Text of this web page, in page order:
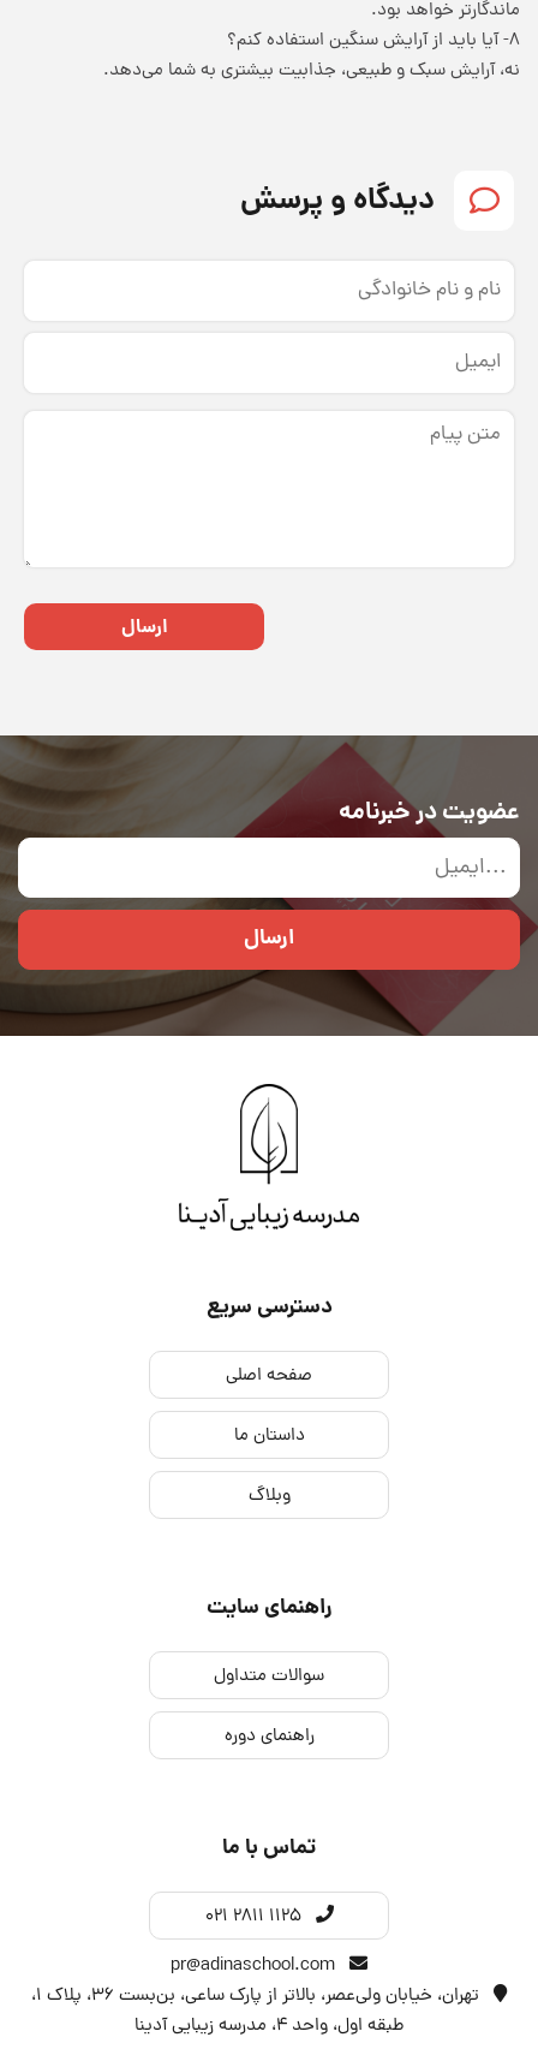
ماندگارتر خواهد بود.
۸- آیا باید از آرایش سنگین استفاده کنم؟
نه، آرایش سبک و طبیعی، جذابیت بیشتری به شما می‌دهد.
دیدگاه و پرسش
ارسال
عضویت در خبرنامه
ارسال
دسترسی سریع
صفحه اصلی
داستان ما
وبلاگ
راهنمای سایت
سوالات متداول
راهنمای دوره
تماس با ما
021 2811 1125
تهران، خیابان ولی‌عصر، بالاتر از پارک ساعی، بن‌بست ۳۶، پلاک ۱،
طبقه اول، واحد 4، مدرسه زیبایی آدینا